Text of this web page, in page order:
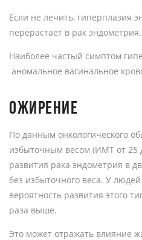
Если не лечить, гиперплазия
перерастает в рак эндометрия.
Наиболее частый симптом
аномальное вагинальное
ОЖИРЕНИЕ
По данным онкологического
избыточным весом (ИМТ от 25
развития рака эндометрия в
без избыточного веса. У
вероятность развития этого
раза выше.
Это может отражать влияние